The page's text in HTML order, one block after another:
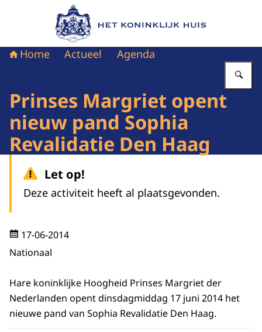
Naar de homepage van Het Koninklijk Huis
Home Actueel Agenda
Prinses Margriet opent
nieuw pand Sophia
Revalidatie Den Haag
Let op!
Deze activiteit heeft al plaatsgevonden.
17-06-2014
Nationaal
Hare koninklijke Hoogheid Prinses Margriet der
Nederlanden opent dinsdagmiddag 17 juni 2014 het
nieuwe pand van Sophia Revalidatie Den Haag.